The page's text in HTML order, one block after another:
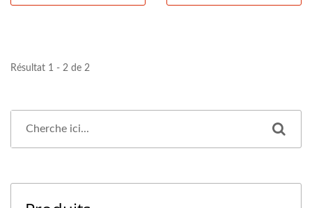
Résultat 1 - 2 de 2